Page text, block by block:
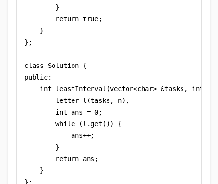
        }
        return true;
    }
};
class Solution {
public:
int leastInterval(vector<char> &tasks, int n)
        letter l(tasks, n);
        int ans = 0;
        while (l.get()) {
            ans++;
        }
        return ans;
    }
};